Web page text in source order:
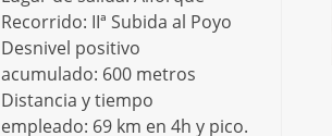
Recorrido: IIª Subida al Poyo
Desnivel positivo
acumulado: 600 metros
Distancia y tiempo
empleado: 69 km en 4h y pico.